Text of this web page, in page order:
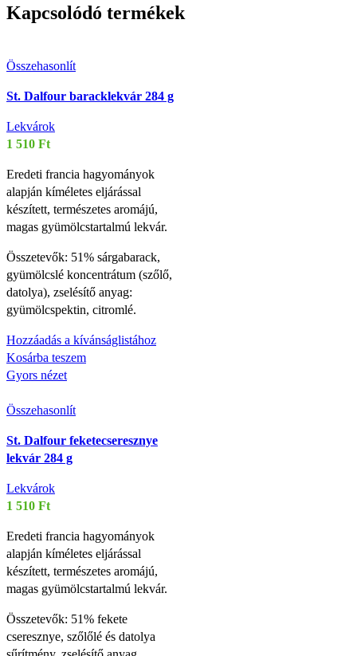
Kapcsolódó termékek
Összehasonlít
St. Dalfour baracklekvár 284 g
Lekvárok
1 510 Ft
Eredeti francia hagyományok
alapján kíméletes eljárással
készített, természetes aromájú,
magas gyümölcstartalmú lekvár.
Összetevők: 51% sárgabarack,
gyümölcslé koncentrátum (szőlő,
datolya), zselésítő anyag:
gyümölcspektin, citromlé.
Hozzáadás a kívánságlistához
Kosárba teszem
Gyors nézet
Összehasonlít
St. Dalfour feketecseresznye
lekvár 284 g
Lekvárok
1 510 Ft
Eredeti francia hagyományok
alapján kíméletes eljárással
készített, természetes aromájú,
magas gyümölcstartalmú lekvár.
Összetevők: 51% fekete
cseresznye, szőlőlé és datolya